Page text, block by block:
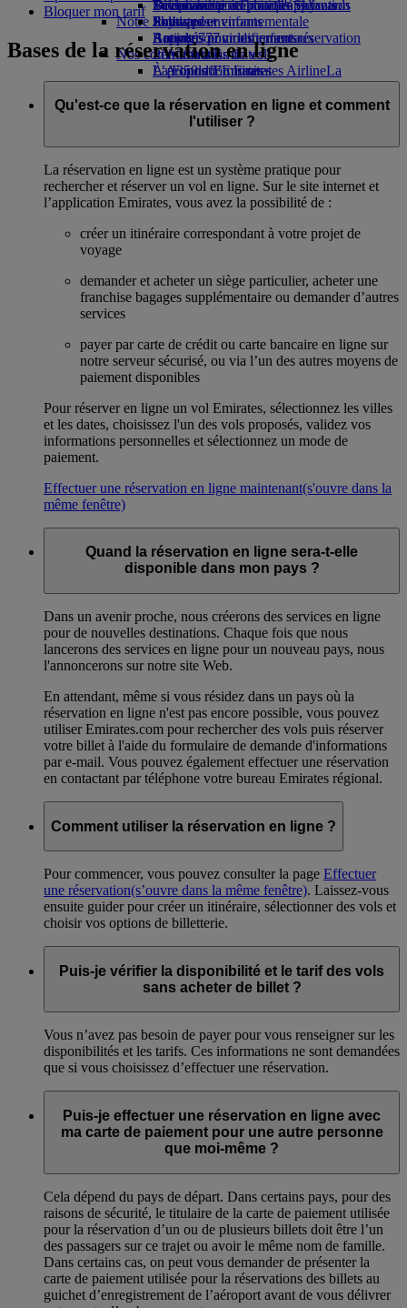
Boissons
Notre flotte
Boeing 777
L’A380 d’Emirates
L’A350 d’Emirates
Emirates Executive
Plan des sièges
Divertissements pour les enfants
Jouets pour enfants
Activités pour les enfants
La durabilité en pratique
Politique environnementale
Rapports environnementaux
Nos communautés
La Fondation Emirates AirlineLa
Fondation Emirates Airline Opens an
external link in a new tab
Parrainages
Se connecter à Emirates Skywards
Skywards+
Téléphone portable et l'application
Emirates
Annuler ou modifier une réservation
Perturbations de vols
À propos d’Emirates
Bloquer mon tarif
Bases de la réservation en ligne
Qu'est-ce que la réservation en ligne et comment
l'utiliser ?
La réservation en ligne est un système pratique pour
rechercher et réserver un vol en ligne. Sur le site internet et
l’application Emirates, vous avez la possibilité de :
créer un itinéraire correspondant à votre projet de
voyage
demander et acheter un siège particulier, acheter une
franchise bagages supplémentaire ou demander d’autres
services
payer par carte de crédit ou carte bancaire en ligne sur
notre serveur sécurisé, ou via l’un des autres moyens de
paiement disponibles
Pour réserver en ligne un vol Emirates, sélectionnez les villes
et les dates, choisissez l'un des vols proposés, validez vos
informations personnelles et sélectionnez un mode de
paiement.
Effectuer une réservation en ligne maintenant(s'ouvre dans la
même fenêtre)
Quand la réservation en ligne sera-t-elle
disponible dans mon pays ?
Dans un avenir proche, nous créerons des services en ligne
pour de nouvelles destinations. Chaque fois que nous
lancerons des services en ligne pour un nouveau pays, nous
l'annoncerons sur notre site Web.
En attendant, même si vous résidez dans un pays où la
réservation en ligne n'est pas encore possible, vous pouvez
utiliser Emirates.com pour rechercher des vols puis réserver
votre billet à l'aide du formulaire de demande d'informations
par e-mail. Vous pouvez également effectuer une réservation
en contactant par téléphone votre bureau Emirates régional.
Comment utiliser la réservation en ligne ?
Pour commencer, vous pouvez consulter la page Effectuer
une réservation(s’ouvre dans la même fenêtre). Laissez-vous
ensuite guider pour créer un itinéraire, sélectionner des vols et
choisir vos options de billetterie.
Puis-je vérifier la disponibilité et le tarif des vols
sans acheter de billet ?
Vous n’avez pas besoin de payer pour vous renseigner sur les
disponibilités et les tarifs. Ces informations ne sont demandées
que si vous choisissez d’effectuer une réservation.
Puis-je effectuer une réservation en ligne avec
ma carte de paiement pour une autre personne
que moi-même ?
Cela dépend du pays de départ. Dans certains pays, pour des
raisons de sécurité, le titulaire de la carte de paiement utilisée
pour la réservation d’un ou de plusieurs billets doit être l’un
des passagers sur ce trajet ou avoir le même nom de famille.
Dans certains cas, on peut vous demander de présenter la
carte de paiement utilisée pour la réservations des billets au
guichet d’enregistrement de l’aéroport avant de vous délivrer